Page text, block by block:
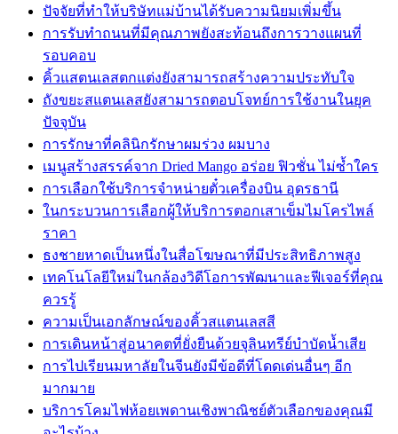
ปัจจัยที่ทำให้บริษัทแม่บ้านได้รับความนิยมเพิ่มขึ้น
การรับทำถนนที่มีคุณภาพยังสะท้อนถึงการวางแผนที่
รอบคอบ
คิ้วแสตนเลสตกแต่งยังสามารถสร้างความประทับใจ
ถังขยะสแตนเลสยังสามารถตอบโจทย์การใช้งานในยุค
ปัจจุบัน
การรักษาที่คลินิกรักษาผมร่วง ผมบาง
เมนูสร้างสรรค์จาก Dried Mango อร่อย ฟิวชั่น ไม่ซ้ำใคร
การเลือกใช้บริการจำหน่ายตั๋วเครื่องบิน อุดรธานี
ในกระบวนการเลือกผู้ให้บริการตอกเสาเข็มไมโครไพล์
ราคา
ธงชายหาดเป็นหนึ่งในสื่อโฆษณาที่มีประสิทธิภาพสูง
เทคโนโลยีใหม่ในกล้องวิดีโอการพัฒนาและฟีเจอร์ที่คุณ
ควรรู้
ความเป็นเอกลักษณ์ของคิ้วสแตนเลสสี
การเดินหน้าสู่อนาคตที่ยั่งยืนด้วยจุลินทรีย์บำบัดน้ำเสีย
การไปเรียนมหาลัยในจีนยังมีข้อดีที่โดดเด่นอื่นๆ อีก
มากมาย
บริการโคมไฟห้อยเพดานเชิงพาณิชย์ตัวเลือกของคุณมี